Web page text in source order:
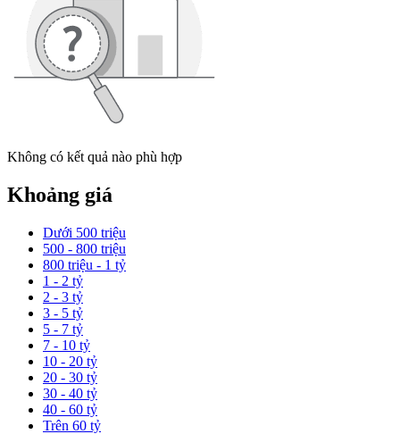
Không có kết quả nào phù hợp
Khoảng giá
Dưới 500 triệu
500 - 800 triệu
800 triệu - 1 tỷ
1 - 2 tỷ
2 - 3 tỷ
3 - 5 tỷ
5 - 7 tỷ
7 - 10 tỷ
10 - 20 tỷ
20 - 30 tỷ
30 - 40 tỷ
40 - 60 tỷ
Trên 60 tỷ